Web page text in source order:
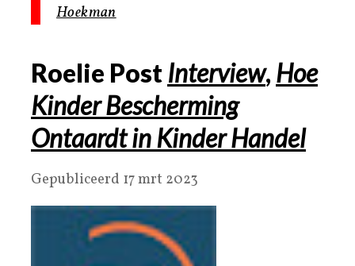
Hoekman
Roelie Post Interview, Hoe
Kinder Bescherming
Ontaardt in Kinder Handel
Gepubliceerd 17 mrt 2023